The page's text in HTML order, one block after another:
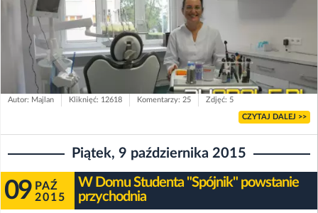
Autor: Majlan Kliknięć: 12618 Komentarzy: 25 Zdjęć: 5
CZYTAJ DALEJ >>
Piątek, 9 października 2015
09 PAŹ
2015
W Domu Studenta "Spójnik" powstanie
przychodnia